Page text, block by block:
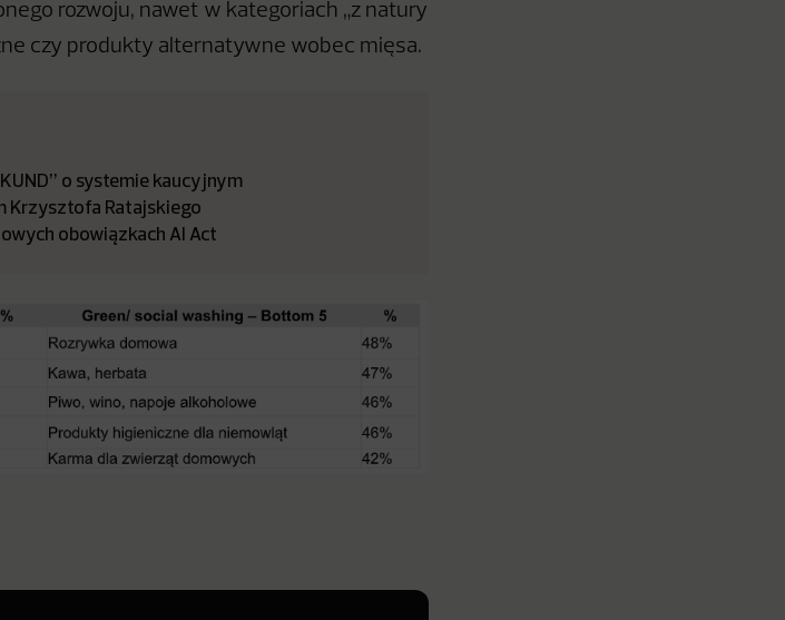
rozwoju, nawet w kategoriach „z natury
czy produkty alternatywne wobec mięsa.
o systemie kaucyjnym
Krzysztofa Ratajskiego
obowiązkach AI Act